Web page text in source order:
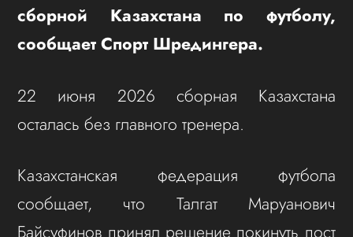
сборной Казахстана по футболу,
сообщает Спорт Шредингера.
22 июня 2026 сборная Казахстана
осталась без главного тренера.
Казахстанская федерация футбола
сообщает, что Талгат Маруанович